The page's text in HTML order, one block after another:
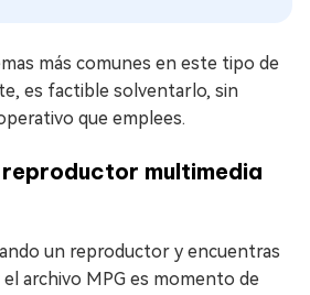
más comunes en este tipo de
es factible solventarlo, sin
que emplees.
reproductor multimedia
un reproductor y encuentras
archivo MPG es momento de